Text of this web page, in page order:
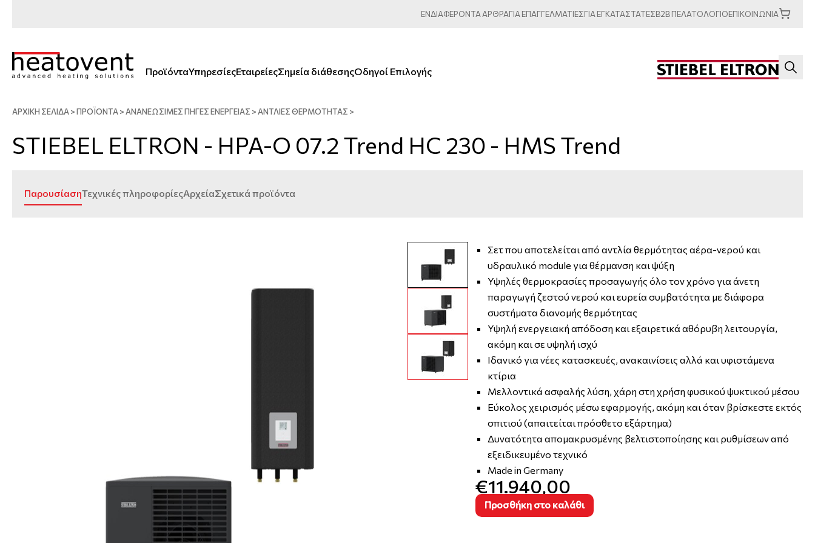
ΕΝΔΙΑΦΕΡΟΝΤΑ ΑΡΘΡΑΓΙΑ ΕΠΑΓΓΕΛΜΑΤΙΕΣΓΙΑ ΕΓΚΑΤΑΣΤΑΤΕΣB2BΠΕΛΑΤΟΛΟΓΙΟΕΠΙΚΟΙΝΩΝΙΑ
ΠροϊόνταΥπηρεσίεςΕταιρείεςΣημεία διάθεσηςΟδηγοί Επιλογής
ΑΡΧΙΚΗ ΣΕΛΙΔΑ>ΠΡΟΪΟΝΤΑ>ΑΝΑΝΕΏΣΙΜΕΣ ΠΗΓΈΣ ΕΝΈΡΓΕΙΑΣ >ΑΝΤΛΊΕΣ ΘΕΡΜΌΤΗΤΑΣ >
STIEBEL ELTRON - HPA-O 07.2 Trend HC 230 - HMS Trend
ΠαρουσίασηΤεχνικές πληροφορίεςΑρχείαΣχετικά προϊόντα
Σετ που αποτελείται από αντλία θερμότητας αέρα-νερού και
υδραυλικό module για θέρμανση και ψύξη
Υψηλές θερμοκρασίες προσαγωγής όλο τον χρόνο για άνετη
παραγωγή ζεστού νερού και ευρεία συμβατότητα με διάφορα
συστήματα διανομής θερμότητας
Υψηλή ενεργειακή απόδοση και εξαιρετικά αθόρυβη λειτουργία,
ακόμη και σε υψηλή ισχύ
Ιδανικό για νέες κατασκευές, ανακαινίσεις αλλά και υφιστάμενα
κτίρια
Μελλοντικά ασφαλής λύση, χάρη στη χρήση φυσικού ψυκτικού μέσου
Εύκολος χειρισμός μέσω εφαρμογής, ακόμη και όταν βρίσκεστε εκτός
σπιτιού (απαιτείται πρόσθετο εξάρτημα)
Δυνατότητα απομακρυσμένης βελτιστοποίησης και ρυθμίσεων από
εξειδικευμένο τεχνικό
Made in Germany
€11.940,00
Προσθήκη στο καλάθι